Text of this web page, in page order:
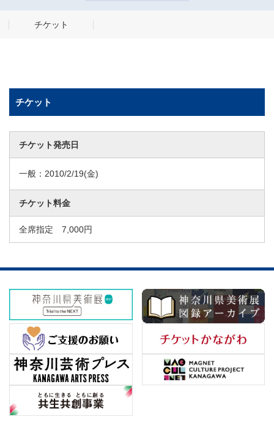
チケット
チケット
チケット発売日
一般： 2010/2/19(金)
チケット料金
全席指定 7,000円